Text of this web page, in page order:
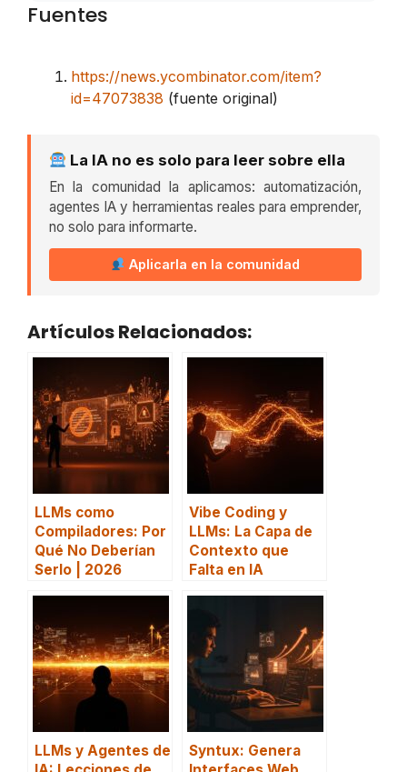
Fuentes
https://news.ycombinator.com/item?
id=47073838 (fuente original)
La IA no es solo para leer sobre ella
En la comunidad la aplicamos: automatización,
agentes IA y herramientas reales para emprender,
no solo para informarte.
Aplicarla en la comunidad
Artículos Relacionados:
LLMs como
Compiladores: Por
Qué No Deberían
Serlo | 2026
Vibe Coding y
LLMs: La Capa de
Contexto que
Falta en IA
LLMs y Agentes de
Syntux: Genera